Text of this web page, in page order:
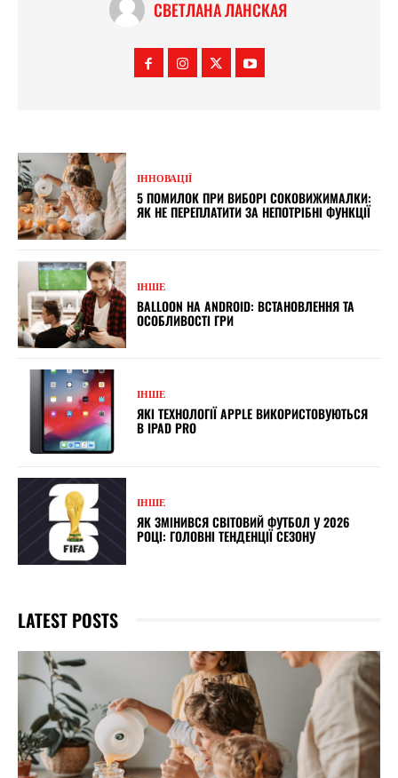
СВЕТЛАНА ЛАНСКАЯ
ІННОВАЦІЇ
5 ПОМИЛОК ПРИ ВИБОРІ СОКОВИЖИМАЛКИ:
ЯК НЕ ПЕРЕПЛАТИТИ ЗА НЕПОТРІБНІ ФУНКЦІЇ
ІНШЕ
BALLOON НА ANDROID: ВСТАНОВЛЕННЯ ТА
ОСОБЛИВОСТІ ГРИ
ІНШЕ
ЯКІ ТЕХНОЛОГІЇ APPLE ВИКОРИСТОВУЮТЬСЯ
В IPAD PRO
ІНШЕ
ЯК ЗМІНИВСЯ СВІТОВИЙ ФУТБОЛ У 2026
РОЦІ: ГОЛОВНІ ТЕНДЕНЦІЇ СЕЗОНУ
LATEST POSTS